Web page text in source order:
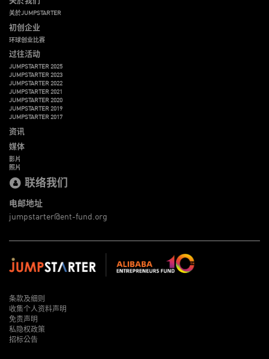
关於JUMPSTARTER
初创企业
环球创业比赛
过往活动
JUMPSTARTER 2025
JUMPSTARTER 2023
JUMPSTARTER 2022
JUMPSTARTER 2021
JUMPSTARTER 2020
JUMPSTARTER 2019
JUMPSTARTER 2017
资讯
媒体
影片
照片
联络我们
电邮地址
jumpstarter@ent-fund.org
条款及细则
收集个人资料声明
免责声明
私隐权政策
招标公告